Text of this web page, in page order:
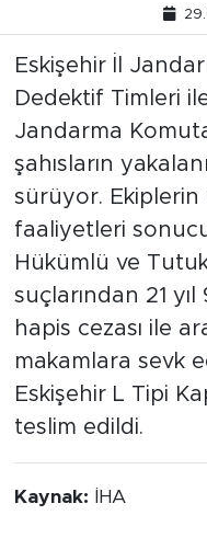
Eskişehir İl
Dedektif Timleri
Jandarma
şahısların
sürüyor. Ekiplerin
faaliyetleri
Hükümlü ve
suçlarından 21
hapis cezası ile
makamlara sevk
Eskişehir L Tipi
teslim edildi.
Kaynak: İHA